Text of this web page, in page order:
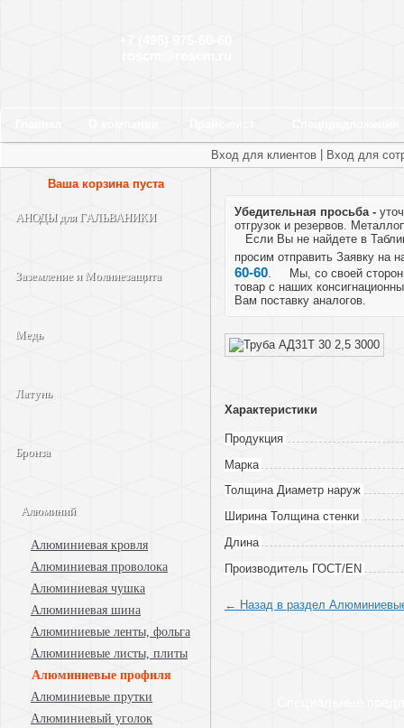
Вход для клиентов Вход для
Ваша корзина пуста
АНОДЫ для ГАЛЬВАНИКИ
Заземление и Молниезащита
Медь
Латунь
Бронза
Алюминий
Алюминиевая кровля
Алюминиевая проволока
Алюминиевая чушка
Алюминиевая шина
Алюминиевые ленты, фольга
Алюминиевые листы, плиты
Алюминиевые профиля
Алюминиевые прутки
Алюминиевый уголок
Убедительная просьба -
отгрузок и резервов.
Если Вы не найдете в
просим отправить Заявку на
60-60. Мы, со своей
товар с наших
Вам поставку аналогов.
Характеристики
Продукция
Марка
Толщина Диаметр наруж
Ширина Толщина стенки
Длина
Произво­дитель ГОСТ/EN
← Назад в раздел